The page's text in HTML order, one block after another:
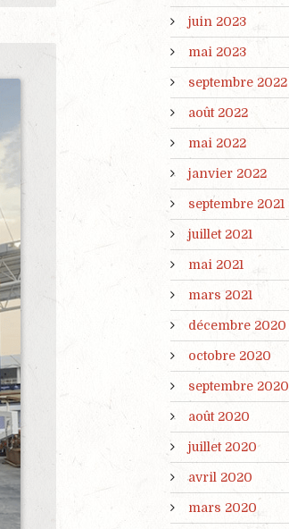
juin 2023
mai 2023
septembre 2022
août 2022
mai 2022
janvier 2022
septembre 2021
juillet 2021
mai 2021
mars 2021
décembre 2020
octobre 2020
septembre 2020
août 2020
juillet 2020
avril 2020
mars 2020